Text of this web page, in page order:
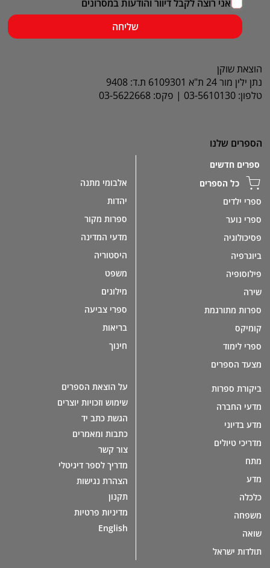
אני רוצה לקבל דיוור והודעות במסרונים
שליחה
הוצאת שוקן
נתן ילין מור 24 ת"א 6109301 ת.ד: 9408
טלפון: 03-5610130 | פקס: 03-5622668
הספרים שלנו
ספרים חדשים
כל הספרים
ספרי ילדים
ספרי נוער
פסיכולוגיה
ביוגרפיה
פילוסופיה
שירה
ספרות מתורגמת
קומיקס
ספרי לימוד
מצעד הספרים
ביקורת ספרות
מדעי החברה
מדע בדיוני
מדריכי טיולים
מתח
מדע
כלכלה
משפחה
שואה
תולדות ישראל
אלבומי מתנה
יהדות
ספרות מקור
מדעי המדינה
היסטוריה
משפט
מילונים
ספרי צביעה
בריאות
חינוך
על הוצאת הספרים
שימוש וזכויות יוצרים
הגשת כתב יד
כתבות ומאמרים
צור קשר
מדריך לספר דיגיטלי
הצהרת נגישות
תקנון
מדיניות פרטיות
English